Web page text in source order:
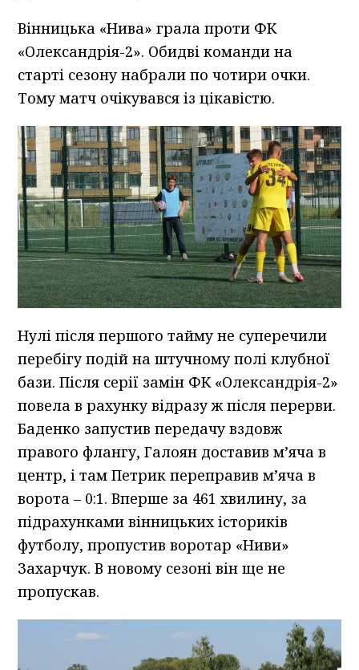
Вінницька «Нива» грала проти ФК
«Олександрія-2». Обидві команди на
старті сезону набрали по чотири очки.
Тому матч очікувався із цікавістю.
Нулі після першого тайму не суперечили
перебігу подій на штучному полі клубної
бази. Після серії замін ФК «Олександрія-2»
повела в рахунку відразу ж після перерви.
Баденко запустив передачу вздовж
правого флангу, Галоян доставив м’яча в
центр, і там Петрик переправив м’яча в
ворота – 0:1. Вперше за 461 хвилину, за
підрахунками вінницьких істориків
футболу, пропустив воротар «Ниви»
Захарчук. В новому сезоні він ще не
пропускав.